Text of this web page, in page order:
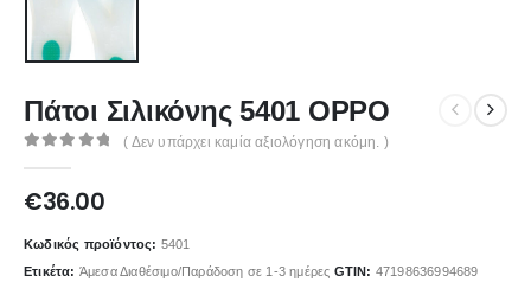
Πάτοι Σιλικόνης 5401 OPPO
( Δεν υπάρχει καμία αξιολόγηση ακόμη. )
€36.00
Κωδικός προϊόντος: 5401
Ετικέτα: Άμεσα Διαθέσιμο/Παράδοση σε 1-3 ημέρες GTIN: 47198636994689